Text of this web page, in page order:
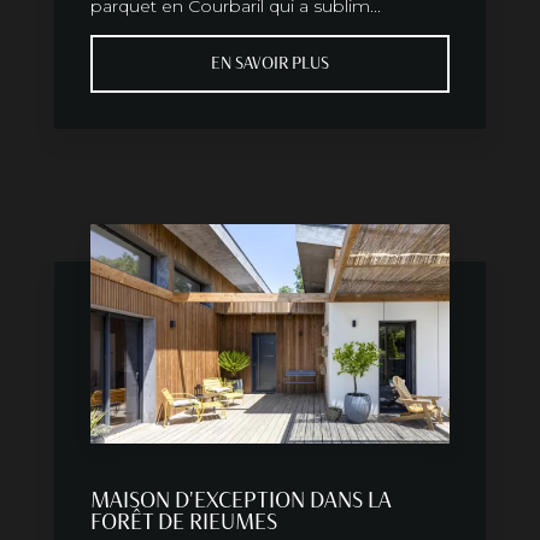
parquet en Courbaril qui a sublim...
EN SAVOIR PLUS
MAISON D'EXCEPTION DANS LA
FORÊT DE RIEUMES